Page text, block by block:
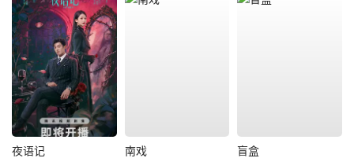
夜语记 南戏 盲盒